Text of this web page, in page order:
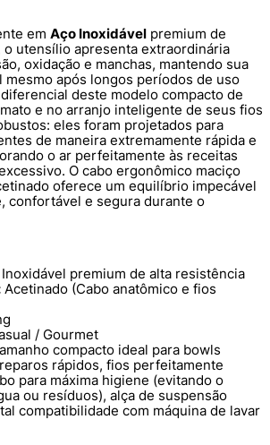
em Aço Inoxidável premium de
o utensílio apresenta extraordinária
oxidação e manchas, mantendo sua
após longos períodos de uso
deste modelo compacto de
e no arranjo inteligente de seus fios
eles foram projetados para
de maneira extremamente rápida e
o ar perfeitamente às receitas
O cabo ergonômico maciço
oferece um equilíbrio impecável
confortável e segura durante o
premium de alta resistência
Acetinado (Cabo anatômico e fios
/ Gourmet
compacto ideal para bowls
rápidos, fios perfeitamente
para máxima higiene (evitando o
ou resíduos), alça de suspensão
compatibilidade com máquina de lavar